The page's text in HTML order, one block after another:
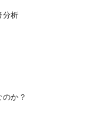
分析
か？